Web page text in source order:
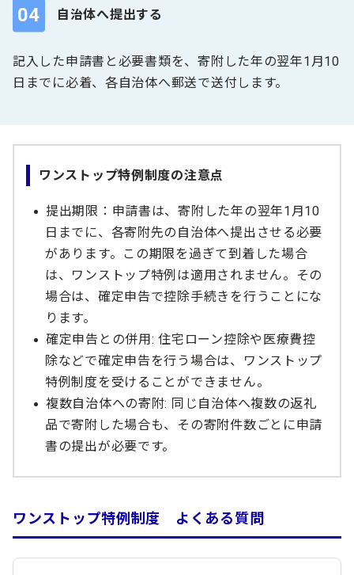
04 自治体へ提出する
記入した申請書と必要書類を、寄附した年の翌年1月10
日までに必着、各自治体へ郵送で送付します。
ワンストップ特例制度の注意点
提出期限：申請書は、寄附した年の翌年1月10
日までに、各寄附先の自治体へ提出させる必要
があります。この期限を過ぎて到着した場合
は、ワンストップ特例は適用されません。その
場合は、確定申告で控除手続きを行うことにな
ります。
確定申告との併用: 住宅ローン控除や医療費控
除などで確定申告を行う場合は、ワンストップ
特例制度を受けることができません。
複数自治体への寄附: 同じ自治体へ複数の返礼
品で寄附した場合も、その寄附件数ごとに申請
書の提出が必要です。
ワンストップ特例制度 よくある質問